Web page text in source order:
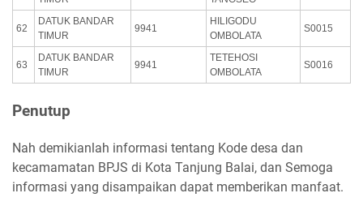
62
DATUK BANDAR
TIMUR
9941
HILIGODU
OMBOLATA
S0015
63
DATUK BANDAR
TIMUR
9941
TETEHOSI
OMBOLATA
S0016
Penutup
Nah demikianlah informasi tentang Kode desa dan
kecamamatan BPJS di Kota Tanjung Balai, dan Semoga
informasi yang disampaikan dapat memberikan manfaat.